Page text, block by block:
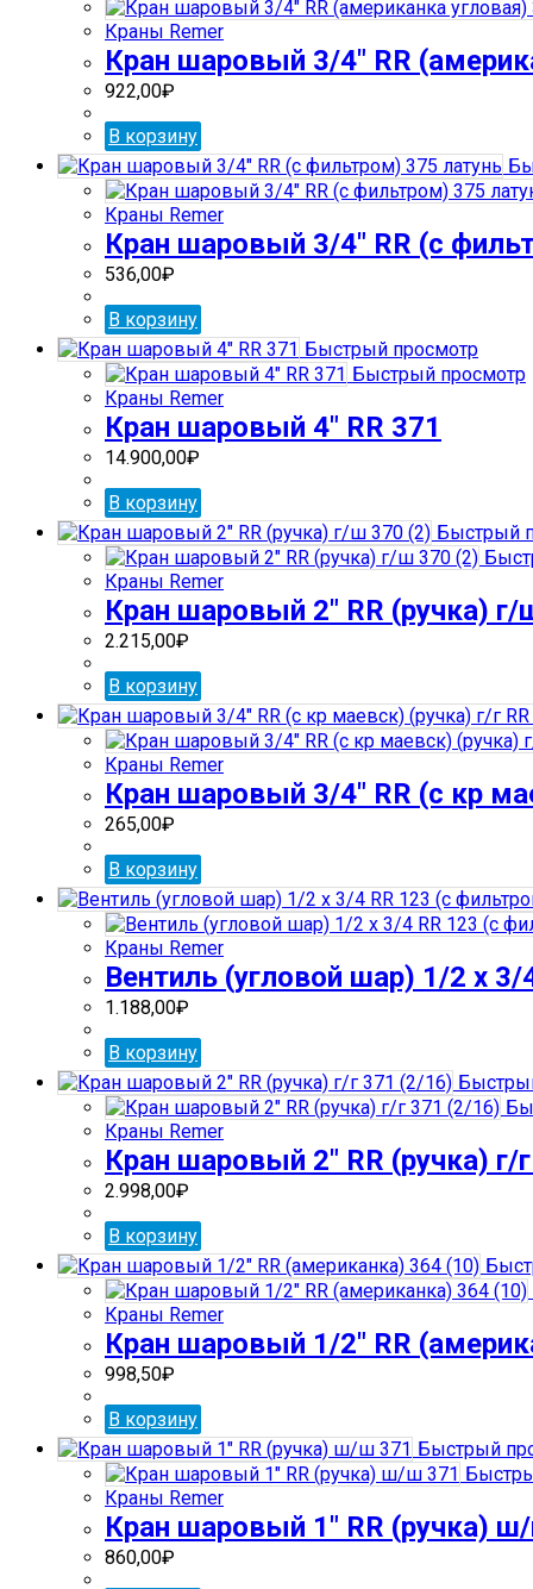
Краны Remer
Кран шаровый 3/4″ RR
922,00₽
В корзину
Краны Remer
Кран шаровый 3/4″ RR (с
536,00₽
В корзину
Быстрый просмотр
Быстрый просмотр
Краны Remer
Кран шаровый 4″ RR 371
14.900,00₽
В корзину
Быстрый
Краны Remer
Кран шаровый 2″ RR (ручка)
2.215,00₽
В корзину
Краны Remer
Кран шаровый 3/4″ RR (с кр
265,00₽
В корзину
Краны Remer
Вентиль (угловой шар) 1/2 х
1.188,00₽
В корзину
Краны Remer
Кран шаровый 2″ RR (ручка) г/
2.998,00₽
В корзину
Краны Remer
Кран шаровый 1/2″ RR
998,50₽
В корзину
Быстрый
Краны Remer
Кран шаровый 1″ RR (ручка)
860,00₽